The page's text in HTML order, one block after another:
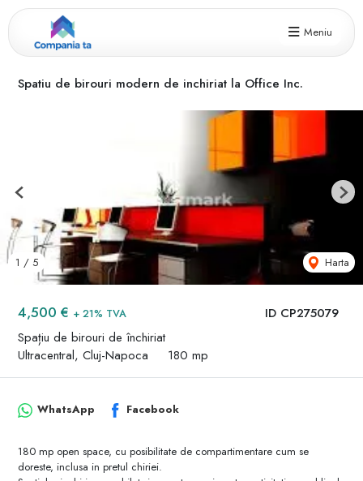
Meniu
Spatiu de birouri modern de inchiriat la Office Inc.
ID CP275079
4,500 € + 21% TVA
Spațiu de birouri de închiriat
Ultracentral, Cluj-Napoca
180 mp
1 / 5 Harta
Previous Next
WhatsApp Facebook
180 mp open space, cu posibilitate de compartimentare cum se
doreste, inclusa in pretul chiriei.